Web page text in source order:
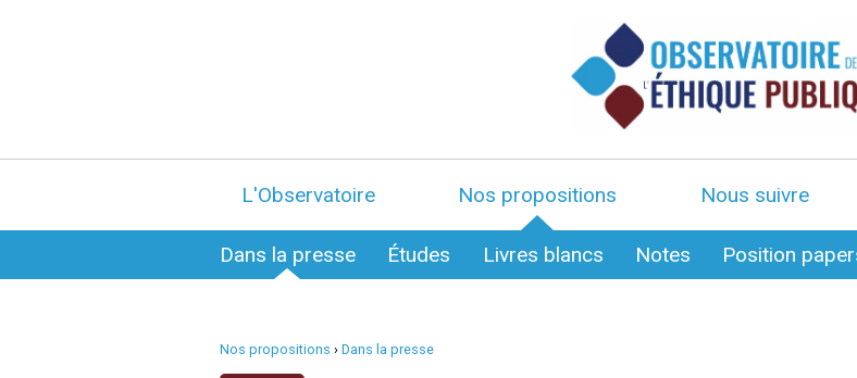
L'Observatoire Nos propositions Nous suivre
Dans la presse Études Livres blancs Notes Position
Nos propositions › Dans la presse